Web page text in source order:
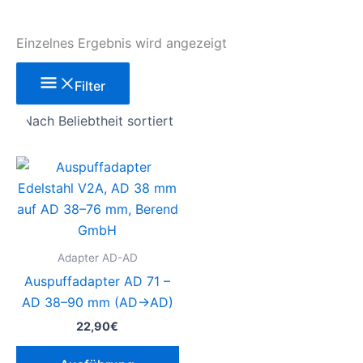
Einzelnes Ergebnis wird angezeigt
Filter
Adapter AD-AD
Auspuffadapter AD 71 –
AD 38–90 mm (AD→AD)
22,90€